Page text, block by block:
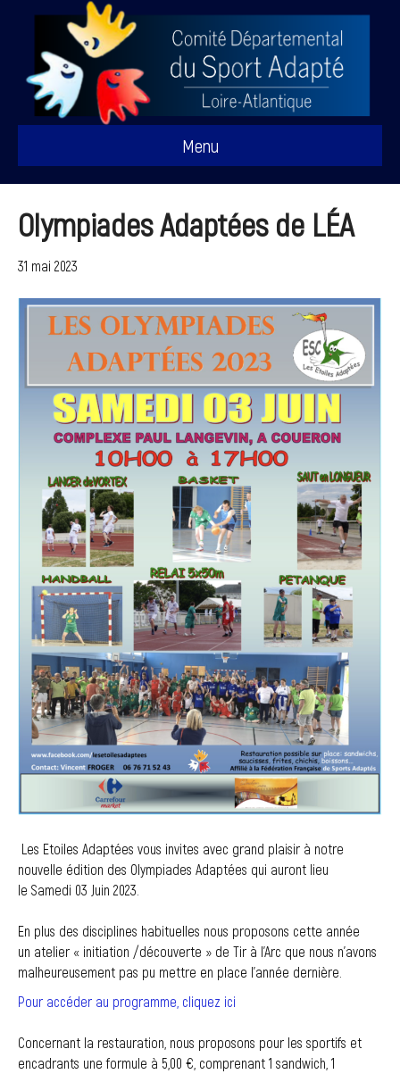
Menu
Olympiades Adaptées de LÉA
31 mai 2023
Les Etoiles Adaptées vous invites avec grand plaisir à notre
nouvelle édition des Olympiades Adaptées qui auront lieu
le Samedi 03 Juin 2023.
En plus des disciplines habituelles nous proposons cette année
un atelier « initiation /découverte » de Tir à l’Arc que nous n’avons
malheureusement pas pu mettre en place l’année dernière.
Pour accéder au programme, cliquez ici
Concernant la restauration, nous proposons pour les sportifs et
encadrants une formule à 5,00 €, comprenant 1 sandwich, 1